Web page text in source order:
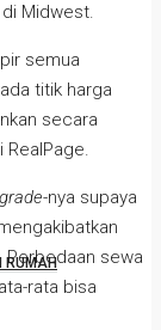
RUMAH
Midwest.
semua
titik harga
secara
RealPage.
-nya supaya
Perbedaan sewa
rata bisa